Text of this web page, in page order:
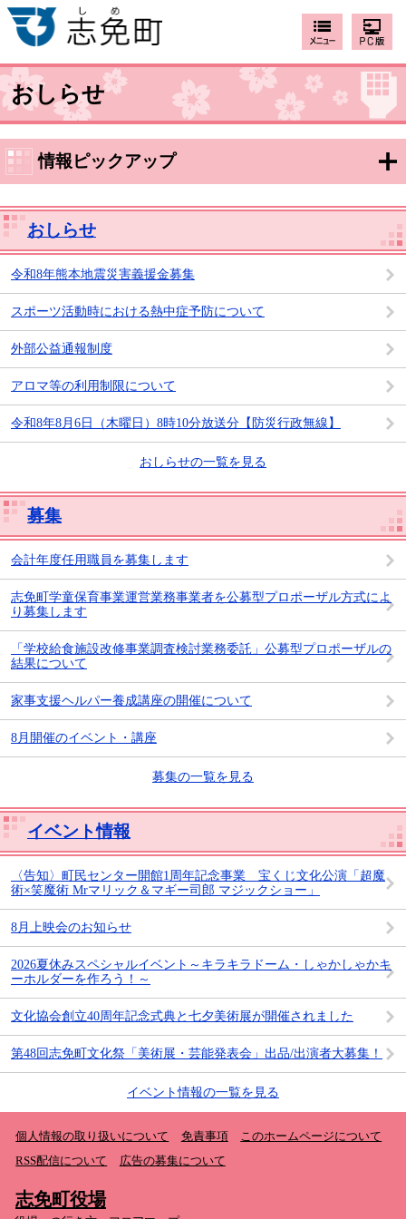
おしらせ
情報ピックアップ
おしらせ
令和8年熊本地震災害義援金募集
スポーツ活動時における熱中症予防について
外部公益通報制度
アロマ等の利用制限について
令和8年8月6日（木曜日）8時10分放送分【防災行政無線】
おしらせの一覧を見る
募集
会計年度任用職員を募集します
志免町学童保育事業運営業務事業者を公募型プロポーザル方式によ
り募集します
「学校給食施設改修事業調査検討業務委託」公募型プロポーザルの
結果について
家事支援ヘルパー養成講座の開催について
8月開催のイベント・講座
募集の一覧を見る
イベント情報
〈告知〉町民センター開館1周年記念事業 宝くじ文化公演「超魔
術×笑魔術 Mrマリック＆マギー司郎 マジックショー」
8月上映会のお知らせ
2026夏休みスペシャルイベント～キラキラドーム・しゃかしゃかキ
ーホルダーを作ろう！～
文化協会創立40周年記念式典と七夕美術展が開催されました
第48回志免町文化祭「美術展・芸能発表会」出品/出演者大募集！
イベント情報の一覧を見る
個人情報の取り扱いについて 免責事項
このホームページについて
RSS配信について
広告の募集について
志免町役場